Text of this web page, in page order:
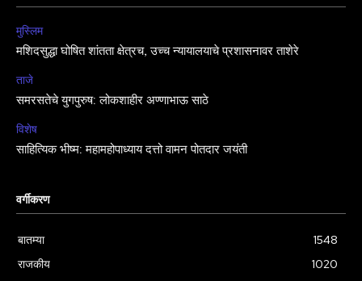
मुस्लिम
मशिदसुद्धा घोषित शांतता क्षेत्रच, उच्च न्यायालयाचे प्रशासनावर ताशेरे
ताजे
समरसतेचे युगपुरुष: लोकशाहीर अण्णाभाऊ साठे
विशेष
साहित्यिक भीष्म: महामहोपाध्याय दत्तो वामन पोतदार जयंती
वर्गीकरण
बातम्या
1548
राजकीय
1020